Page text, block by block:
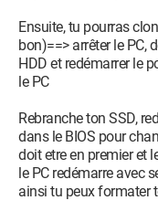
Ensuite, tu pourras
bon)==> arrêter le PC,
HDD et redémarrer le
le PC
Rebranche ton SSD,
dans le BIOS pour
doit etre en premier et
le PC redémarre avec
ainsi tu peux formater